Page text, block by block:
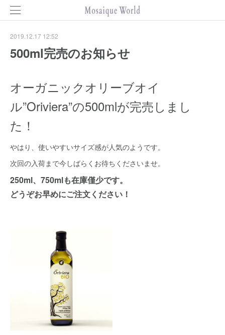
2019.12.17 12:52
500ml完売のお知らせ
オーガニックオリーブオイ
ル”Oriviera”の500mlが完売しまし
た！
やはり、使いやすいサイズ感が人気のようです。
次回の入荷まで今しばらくお待ちくださいませ。
250ml、750mlも在庫僅少です。
どうぞお早めにご注文ください！